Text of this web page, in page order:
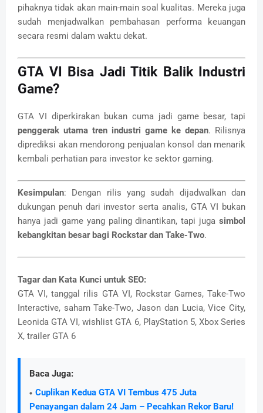
pihaknya tidak akan main-main soal kualitas. Mereka juga
sudah menjadwalkan pembahasan performa keuangan
secara resmi dalam waktu dekat.
GTA VI Bisa Jadi Titik Balik Industri
Game?
GTA VI diperkirakan bukan cuma jadi game besar, tapi
penggerak utama tren industri game ke depan. Rilisnya
diprediksi akan mendorong penjualan konsol dan menarik
kembali perhatian para investor ke sektor gaming.
Kesimpulan: Dengan rilis yang sudah dijadwalkan dan
dukungan penuh dari investor serta analis, GTA VI bukan
hanya jadi game yang paling dinantikan, tapi juga simbol
kebangkitan besar bagi Rockstar dan Take-Two.
Tagar dan Kata Kunci untuk SEO:
GTA VI, tanggal rilis GTA VI, Rockstar Games, Take-Two
Interactive, saham Take-Two, Jason dan Lucia, Vice City,
Leonida GTA VI, wishlist GTA 6, PlayStation 5, Xbox Series
X, trailer GTA 6
Baca Juga:
Cuplikan Kedua GTA VI Tembus 475 Juta
Penayangan dalam 24 Jam – Pecahkan Rekor Baru!